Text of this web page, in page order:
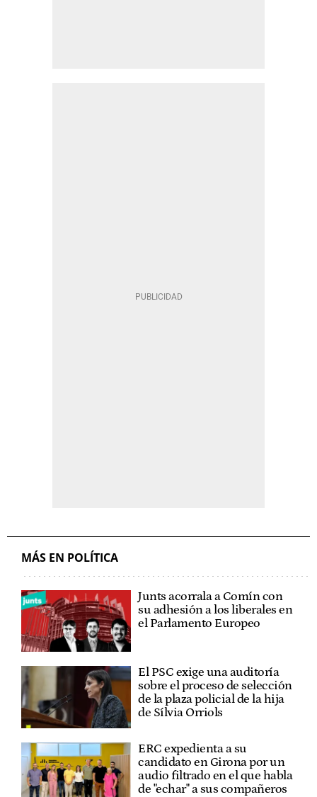
MÁS EN POLÍTICA
Junts acorrala a Comín con
su adhesión a los liberales en
el Parlamento Europeo
El PSC exige una auditoría
sobre el proceso de selección
de la plaza policial de la hija
de Sílvia Orriols
ERC expedienta a su
candidato en Girona por un
audio filtrado en el que habla
de "echar" a sus compañeros